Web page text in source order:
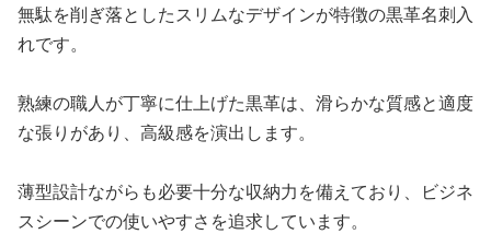
無駄を削ぎ落としたスリムなデザインが特徴の黒革名刺入
れです。
熟練の職人が丁寧に仕上げた黒革は、滑らかな質感と適度
な張りがあり、高級感を演出します。
薄型設計ながらも必要十分な収納力を備えており、ビジネ
スシーンでの使いやすさを追求しています。